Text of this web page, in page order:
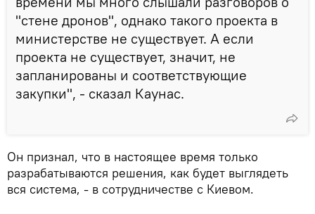
"стене дронов", однако такого проекта в
министерстве не существует. А если
проекта не существует, значит, не
запланированы и соответствующие
закупки", - сказал Каунас.
Он признал, что в настоящее время только
разрабатываются решения, как будет выглядеть
вся система, - в сотрудничестве с Киевом.